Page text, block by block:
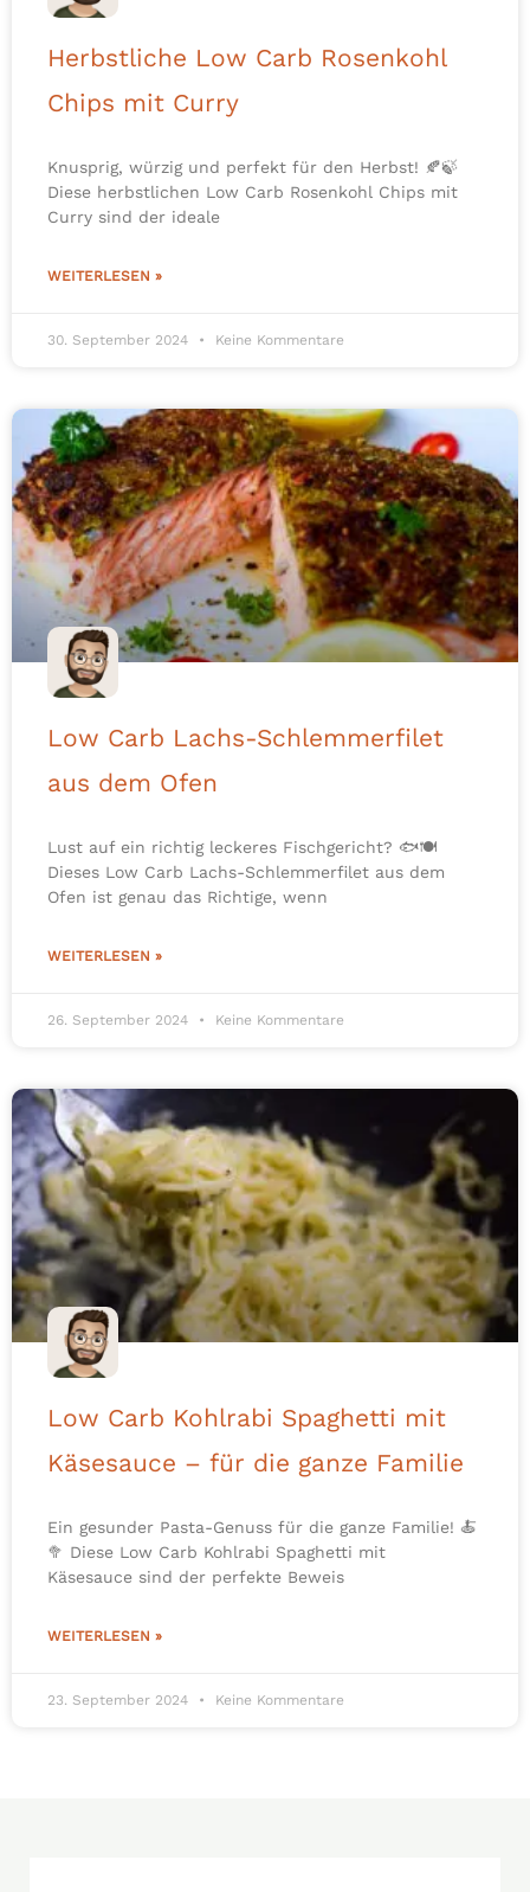
Herbstliche Low Carb Rosenkohl
Chips mit Curry
Knusprig, würzig und perfekt für den Herbst! 🍂🍃
Diese herbstlichen Low Carb Rosenkohl Chips mit
Curry sind der ideale
WEITERLESEN »
30. September 2024 Keine Kommentare
Low Carb Lachs-Schlemmerfilet
aus dem Ofen
Lust auf ein richtig leckeres Fischgericht? 🐟🍽️
Dieses Low Carb Lachs-Schlemmerfilet aus dem
Ofen ist genau das Richtige, wenn
WEITERLESEN »
26. September 2024 Keine Kommentare
Low Carb Kohlrabi Spaghetti mit
Käsesauce – für die ganze Familie
Ein gesunder Pasta-Genuss für die ganze Familie! 🍝
🥦 Diese Low Carb Kohlrabi Spaghetti mit
Käsesauce sind der perfekte Beweis
WEITERLESEN »
23. September 2024 Keine Kommentare